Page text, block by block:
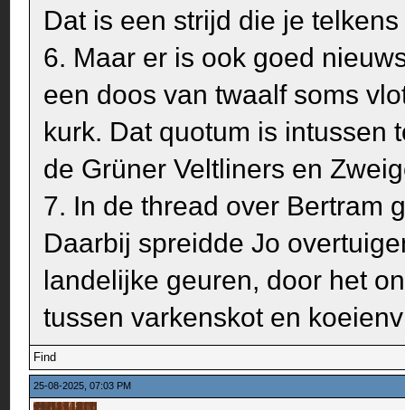
Dat is een strijd die je
6. Maar er is ook goed
een doos van twaalf soms
kurk. Dat quotum is intussen
de Grüner Veltliners en
7. In de thread over Bertram
Daarbij spreidde Jo
landelijke geuren, door het
tussen varkenskot en
Find
25-08-2025, 07:03 PM